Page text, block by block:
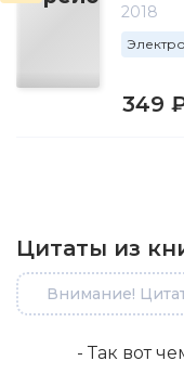
2018
349
Цитаты из
Внимание!
- Так вот